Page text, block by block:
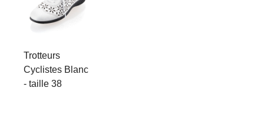
Trotteurs
Cyclistes Blanc
- taille 38